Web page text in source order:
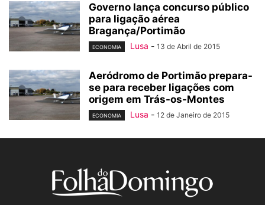
Governo lança concurso público
para ligação aérea
Bragança/Portimão
ECONOMIA Lusa - 13 de Abril de 2015
Aeródromo de Portimão prepara-
se para receber ligações com
origem em Trás-os-Montes
ECONOMIA Lusa - 12 de Janeiro de 2015